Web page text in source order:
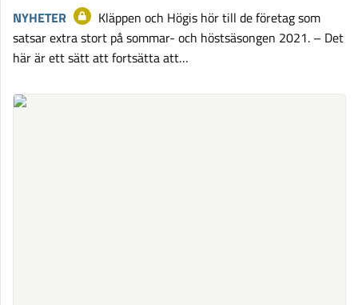
NYHETER
Kläppen och Högis hör till de företag som
satsar extra stort på sommar- och höstsäsongen 2021. – Det
här är ett sätt att fortsätta att…